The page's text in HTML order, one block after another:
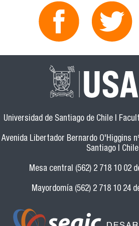
Universidad de Santiago de Chile |
Avenida Libertador Bernardo O'Higgins
Santiago | Chile
Mesa central (562) 2 718 10 02
Mayordomía (562) 2 718 10 24